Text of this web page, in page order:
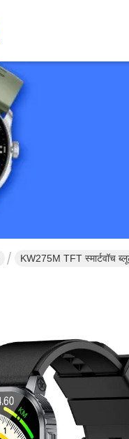
KW275M TFT स्मार्टवॉच